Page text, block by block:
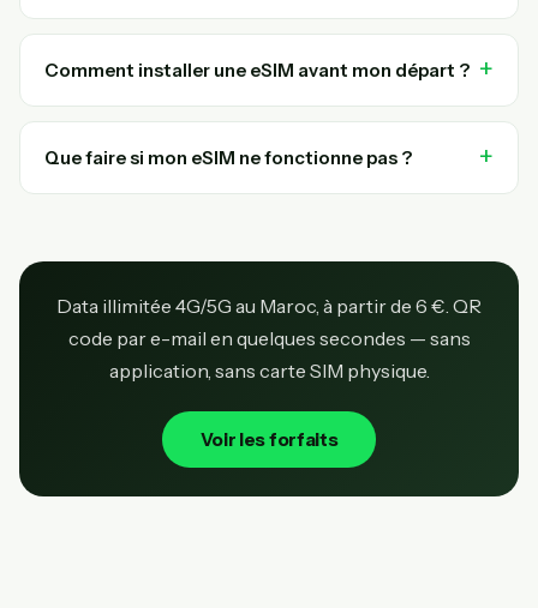
Comment installer une eSIM avant mon départ ?
Que faire si mon eSIM ne fonctionne pas ?
Data illimitée 4G/5G au Maroc, à partir de 6 €. QR
code par e-mail en quelques secondes — sans
application, sans carte SIM physique.
Voir les forfaits